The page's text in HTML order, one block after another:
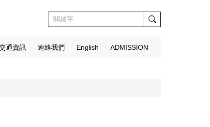
通資訊 連絡我們 English ADMISSION